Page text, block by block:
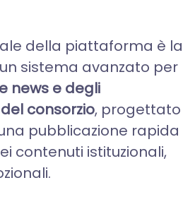
della piattaforma è la
sistema avanzato per
news e degli
consorzio, progettato
pubblicazione rapida
contenuti istituzionali,